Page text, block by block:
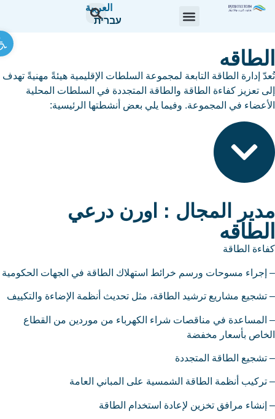
العربية
עברית
إدارة الطاقة التابعة لمجموعة السلطات الإقليمية هيئةً مهنيةً تهدف
تعزيز كفاءة الطاقة والطاقة المتجددة في السلطات المحلية
في المجموعة. وفيما يلي بعض أنشطتها الرئيسية:
المجال : اورن درعي
الطاقة
مسوحات ورسم خرائط استهلاك الطاقة في الجهات الحكومية
مشاريع ترشيد الطاقة، مثل تحديث أنظمة الإضاءة والتكييف
في مناقصات شراء الكهرباء من موردين من القطاع
بأسعار مخفضة
الطاقة المتجددة
أنظمة الطاقة الشمسية على المباني العامة
مرافق تخزين لإعادة استخدام الطاقة